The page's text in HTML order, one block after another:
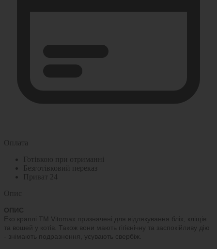
Оплата
Готівкою при отриманні
Безготівковий переказ
Приват 24
Опис
ОПИС
Еко краплі ТМ Vitomax призначені для відлякування бліх, кліщів
та вошей у котів. Також вони мають гігієнічну та заспокійливу дію
- знімають подразнення, усувають свербіж.